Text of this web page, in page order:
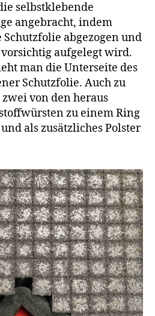
selbstklebende
angebracht, indem
abgezogen und
aufgelegt wird.
man die Unterseite des
Schutzfolie. Auch zu
zwei von den heraus
zu einem Ring
als zusätzliches Polster